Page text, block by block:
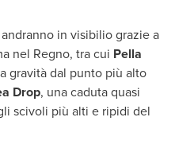
in visibilio grazie a
nel Regno, tra cui Pella
gravità dal punto più alto
Drop, una caduta quasi
scivoli più alti e ripidi del